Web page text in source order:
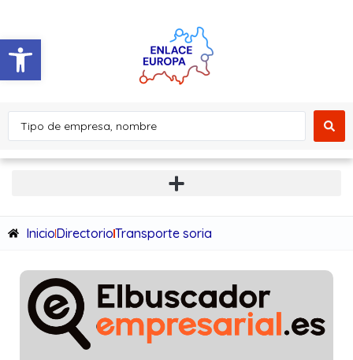
Abrir barra de herramientas
InicioDirectorioTransporte soria